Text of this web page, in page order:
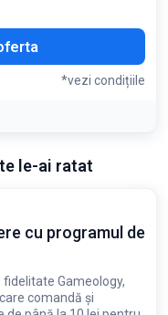
cu ambalaj
*vezi condițiile
din categoria
le-ai ratat
cu programul de
Gameology,
comandă și